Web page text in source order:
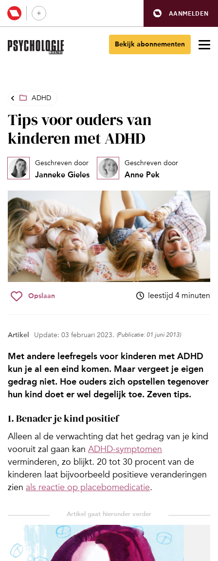
AANMELDEN
Bekijk abonnementen
ADHD
Tips voor ouders van
kinderen met ADHD
Geschreven door
Janneke Gieles
Geschreven door
Anne Pek
Opslaan leestijd 4 minuten
Artikel Update: 03 februari 2023. (Publicatie: 01 juni 2013)
Met andere leefregels voor kinderen met ADHD
kun je al een eind komen. Maar vergeet je eigen
gedrag niet. Hoe ouders zich opstellen tegenover
hun kind doet er wel degelijk toe. Zeven tips.
1. Benader je kind positief
Alleen al de verwachting dat het gedrag van je kind
vooruit zal gaan kan ADHD-symptomen
verminderen, zo blijkt. 20 tot 30 procent van de
kinderen laat bijvoorbeeld positieve veranderingen
zien als reactie op placebomedicatie.